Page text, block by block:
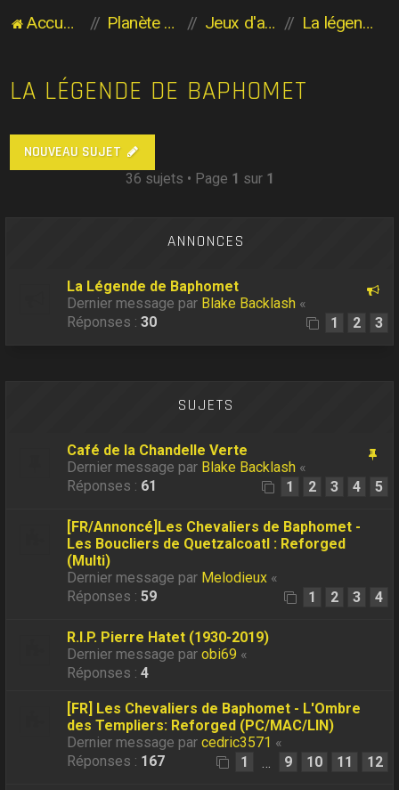
Accueil du forum Planète Aventure Jeux d'aventure La légende de Baphomet
LA LÉGENDE DE BAPHOMET
NOUVEAU SUJET
36 sujets • Page 1 sur 1
ANNONCES
La Légende de Baphomet
Dernier message par Blake Backlash «
Réponses :30 1 2 3
SUJETS
Café de la Chandelle Verte
Dernier message par Blake Backlash «
Réponses : 61 1 2 3 4 5
[FR/Annoncé]Les Chevaliers de Baphomet -
Les Boucliers de Quetzalcoatl : Reforged
(Multi)
Dernier message par Melodieux «
Réponses :59 1 2 3 4
R.I.P. Pierre Hatet (1930-2019)
Dernier message parobi69 «
Réponses :4
[FR] Les Chevaliers de Baphomet - L'Ombre
des Templiers: Reforged (PC/MAC/LIN)
Dernier message parcedric3571 «
Réponses : 167 1 … 9 10 11 12